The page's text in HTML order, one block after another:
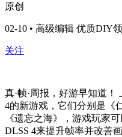
原创
02-10 • 高级编辑 优质DIY
关注
真·帧·周报，好游早知道
4的新游戏，它们分别是《
《遗忘之海》，游戏玩家
DLSS 4来提升帧率并改善画